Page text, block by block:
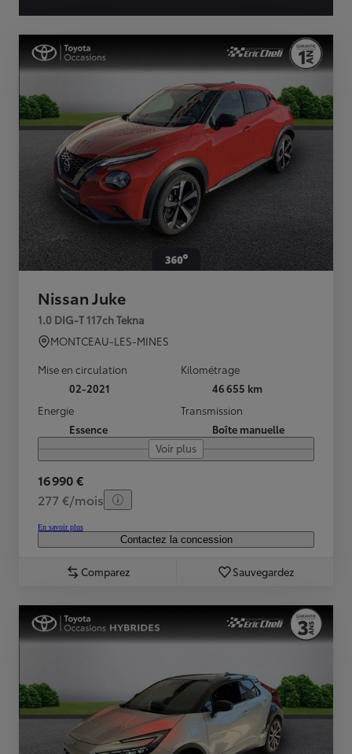
Nissan Juke
1.0 DIG-T 117ch Tekna
MONTCEAU-LES-MINES
Mise en circulation
02-2021
Kilométrage
46 655 km
Energie
Essence
Transmission
Boîte manuelle
Voir plus
16 990 €
277 €/mois
En savoir plus
Contactez la concession
Comparez Sauvegardez